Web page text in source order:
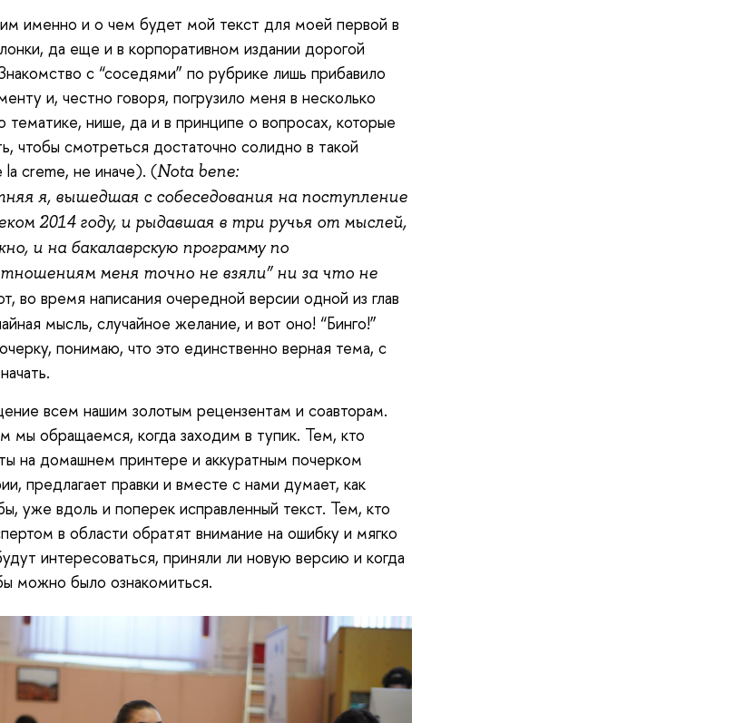
именно и о чем будет мой текст для моей первой в
да еще и в корпоративном издании дорогой
с “соседями” по рубрике лишь прибавило
и, честно говоря, погрузило меня в несколько
тематике, нише, да и в принципе о вопросах, которые
чтобы смотреться достаточно солидно в такой
creme, не иначе). (Nota bene:
я, вышедшая с собеседования на поступление
2014 году, и рыдавшая в три ручья от мыслей,
и на бакалаврскую программу по
меня точно не взяли” ни за что не
во время написания очередной версии одной из глав
мысль, случайное желание, и вот оно! “Бинго!”
понимаю, что это единственно верная тема, с
всем нашим золотым рецензентам и соавторам.
мы обращаемся, когда заходим в тупик. Тем, кто
на домашнем принтере и аккуратным почерком
предлагает правки и вместе с нами думает, как
уже вдоль и поперек исправленный текст. Тем, кто
в области обратят внимание на ошибку и мягко
интересоваться, приняли ли новую версию и когда
можно было ознакомиться.